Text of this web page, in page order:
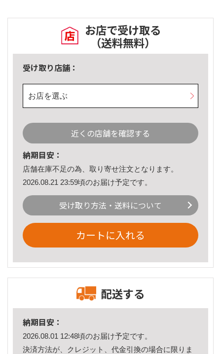
お店で受け取る
（送料無料）
受け取り店舗：
お店を選ぶ
近くの店舗を確認する
納期目安：
店舗在庫不足の為、取り寄せ注文となります。
2026.08.21 23:59頃のお届け予定です。
受け取り方法・送料について
カートに入れる
配送する
納期目安：
2026.08.01 12:48頃のお届け予定です。
決済方法が、クレジット、代金引換の場合に限りま